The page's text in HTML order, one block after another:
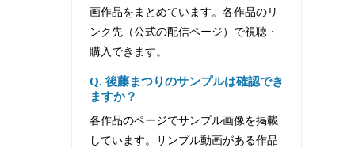
画作品をまとめています。各作品のリ
ンク先（公式の配信ページ）で視聴・
購入できます。
Q. 後藤まつりのサンプルは確認でき
ますか？
各作品のページでサンプル画像を掲載
しています。サンプル動画がある作品